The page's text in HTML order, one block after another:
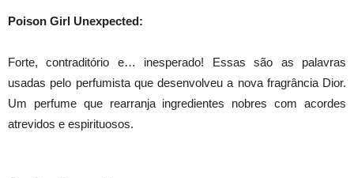
Poison Girl Unexpected:
Forte, contraditório e… inesperado! Essas são as palavras
usadas pelo perfumista que desenvolveu a nova fragrância Dior.
Um perfume que rearranja ingredientes nobres com acordes
atrevidos e espirituosos.